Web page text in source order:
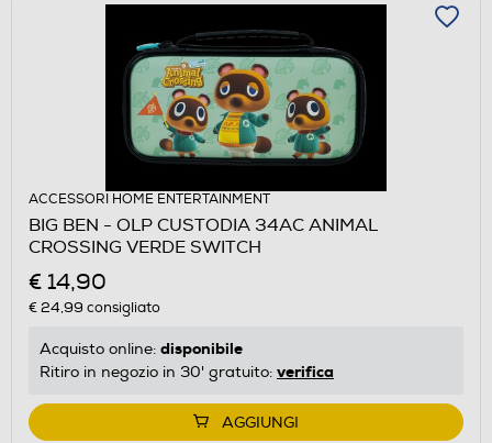
ACCESSORI HOME ENTERTAINMENT
BIG BEN - OLP CUSTODIA 34AC ANIMAL
CROSSING VERDE SWITCH
€ 14,90
€ 24,99 consigliato
Acquisto online: disponibile
Ritiro in negozio in 30' gratuito: verifica
AGGIUNGI